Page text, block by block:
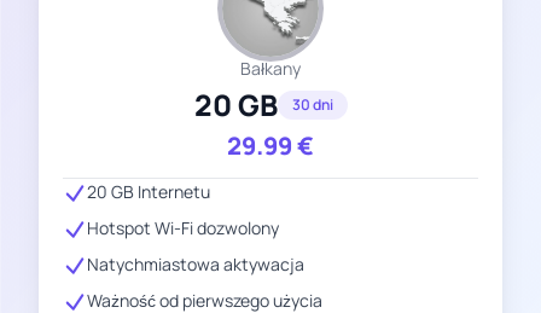
Bałkany
20 GB 30 dni
29.99€
20 GB Internetu
Hotspot Wi-Fi dozwolony
Natychmiastowa aktywacja
Ważność od pierwszego użycia